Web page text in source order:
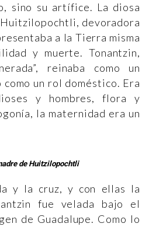
sino su artífice. La diosa
devoradora
a la Tierra misma
y muerte. Tonantzin,
reinaba como un
un rol doméstico. Era
y hombres, flora y
la maternidad era un
de Huitzilopochtli
y la cruz, y con ellas la
fue velada bajo el
de Guadalupe. Como lo